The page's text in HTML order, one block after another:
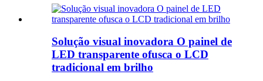
Solução visual inovadora O painel de
LED transparente ofusca o LCD
tradicional em brilho